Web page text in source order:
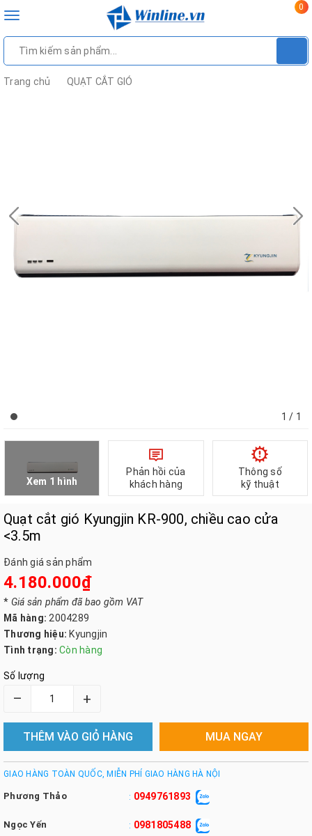
Toggle
0
Trang chủ QUẠT CẮT GIÓ
1 / 1
Xem 1 hình
Phản hồi của
khách hàng
Thông số
kỹ thuật
Quạt cắt gió Kyungjin KR-900, chiều cao cửa
<3.5m
Đánh giá sản phẩm
4.180.000₫
* Giá sản phẩm đã bao gồm VAT
Mã hàng: 2004289
Thương hiệu: Kyungjin
Tình trạng: Còn hàng
Số lượng
– +
THÊM VÀO GIỎ HÀNG MUA NGAY
GIAO HÀNG TOÀN QUỐC, MIỄN PHÍ GIAO HÀNG HÀ NỘI
Phương Thảo : 0949761893
Ngọc Yến : 0981805488